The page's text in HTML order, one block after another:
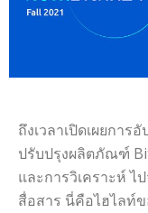
ถึงเวลาเปิดเผยการ
ปรับปรุงผลิตภัณฑ์
และการวิเคราะห์ ไ
สื่อสาร นี่คือไฮไลท์ข